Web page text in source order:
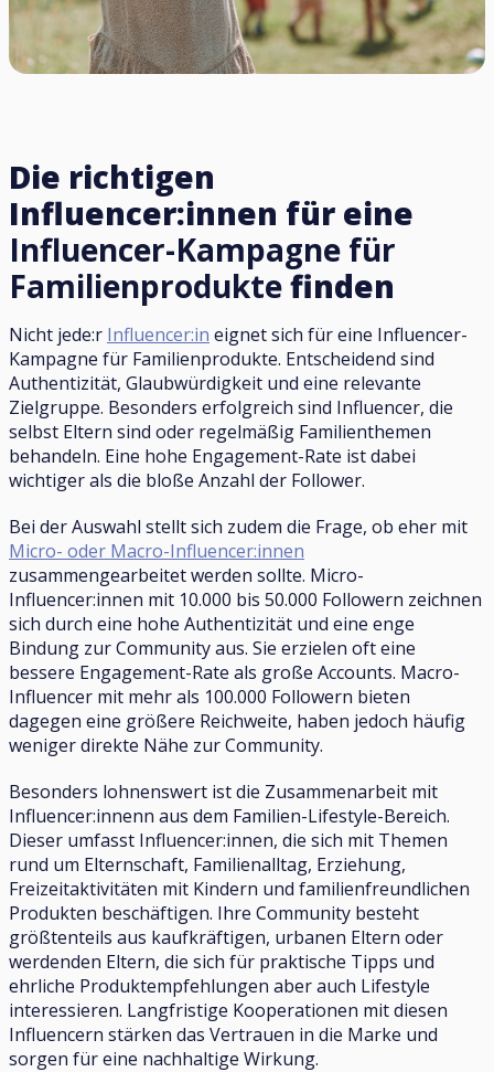
Die richtigen
Influencer:innen für eine
Influencer-Kampagne für
Familienproduktefinden
Nicht jede:r Influencer:in eignet sich für eine Influencer-
Kampagne für Familienprodukte. Entscheidend sind
Authentizität, Glaubwürdigkeit und eine relevante
Zielgruppe. Besonders erfolgreich sind Influencer, die
selbst Eltern sind oder regelmäßig Familienthemen
behandeln. Eine hohe Engagement-Rate ist dabei
wichtiger als die bloße Anzahl der Follower.
Bei der Auswahl stellt sich zudem die Frage, ob eher mit
Micro- oder Macro-Influencer:innen
zusammengearbeitet werden sollte. Micro-
Influencer:innen mit 10.000 bis 50.000 Followern zeichnen
sich durch eine hohe Authentizität und eine enge
Bindung zur Community aus. Sie erzielen oft eine
bessere Engagement-Rate als große Accounts. Macro-
Influencer mit mehr als 100.000 Followern bieten
dagegen eine größere Reichweite, haben jedoch häufig
weniger direkte Nähe zur Community.
Besonders lohnenswert ist die Zusammenarbeit mit
Influencer:innenn aus dem Familien-Lifestyle-Bereich.
Dieser umfasst Influencer:innen, die sich mit Themen
rund um Elternschaft, Familienalltag, Erziehung,
Freizeitaktivitäten mit Kindern und familienfreundlichen
Produkten beschäftigen. Ihre Community besteht
größtenteils aus kaufkräftigen, urbanen Eltern oder
werdenden Eltern, die sich für praktische Tipps und
ehrliche Produktempfehlungen aber auch Lifestyle
interessieren. Langfristige Kooperationen mit diesen
Influencern stärken das Vertrauen in die Marke und
sorgen für eine nachhaltige Wirkung.